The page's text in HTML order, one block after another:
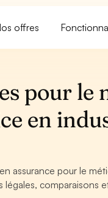
offres
pour
en
assurance pour le
légales, comparaisons